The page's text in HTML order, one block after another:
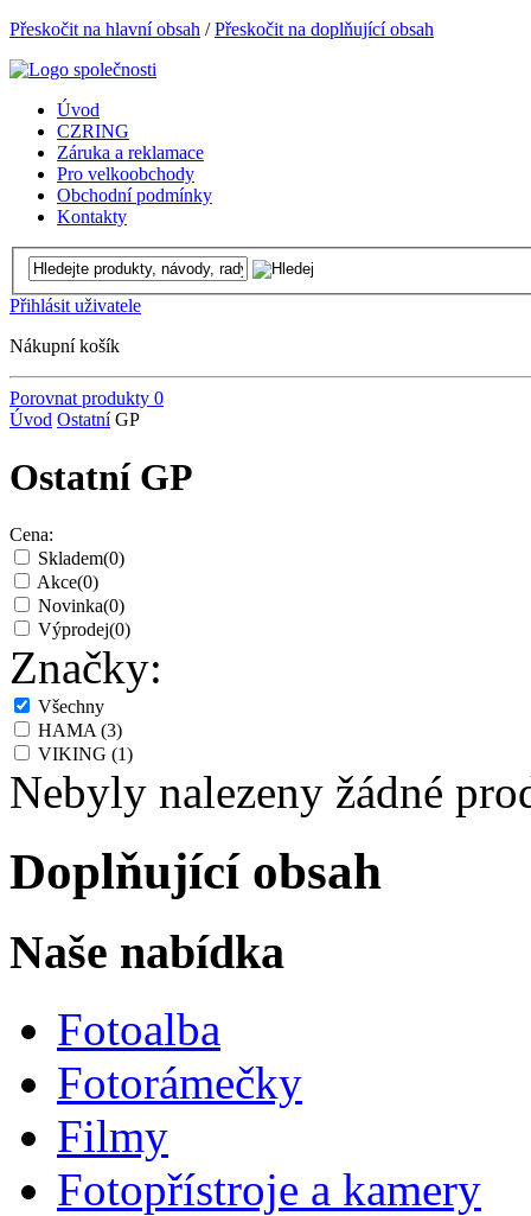
Přeskočit na hlavní obsah /Přeskočit na doplňující obsah
Úvod
CZRING
Záruka a reklamace
Pro velkoobchody
Obchodní podmínky
Kontakty
Přihlásit uživatele
Nákupní košík
Porovnat produkty 0
Úvod Ostatní GP
Ostatní GP
Cena:
Skladem(0)
Akce(0)
Novinka(0)
Výprodej(0)
Značky:
Všechny
HAMA(3)
VIKING (1)
Nebyly nalezeny žádné
Doplňující obsah
Naše nabídka
Fotoalba
Fotorámečky
Filmy
Fotopřístroje a kamery